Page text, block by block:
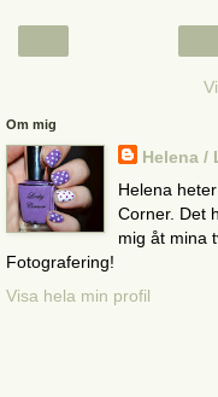
Om mig
Helena /
Helena
Corner. Det
mig åt mina
Fotografering!
Visa hela min profil